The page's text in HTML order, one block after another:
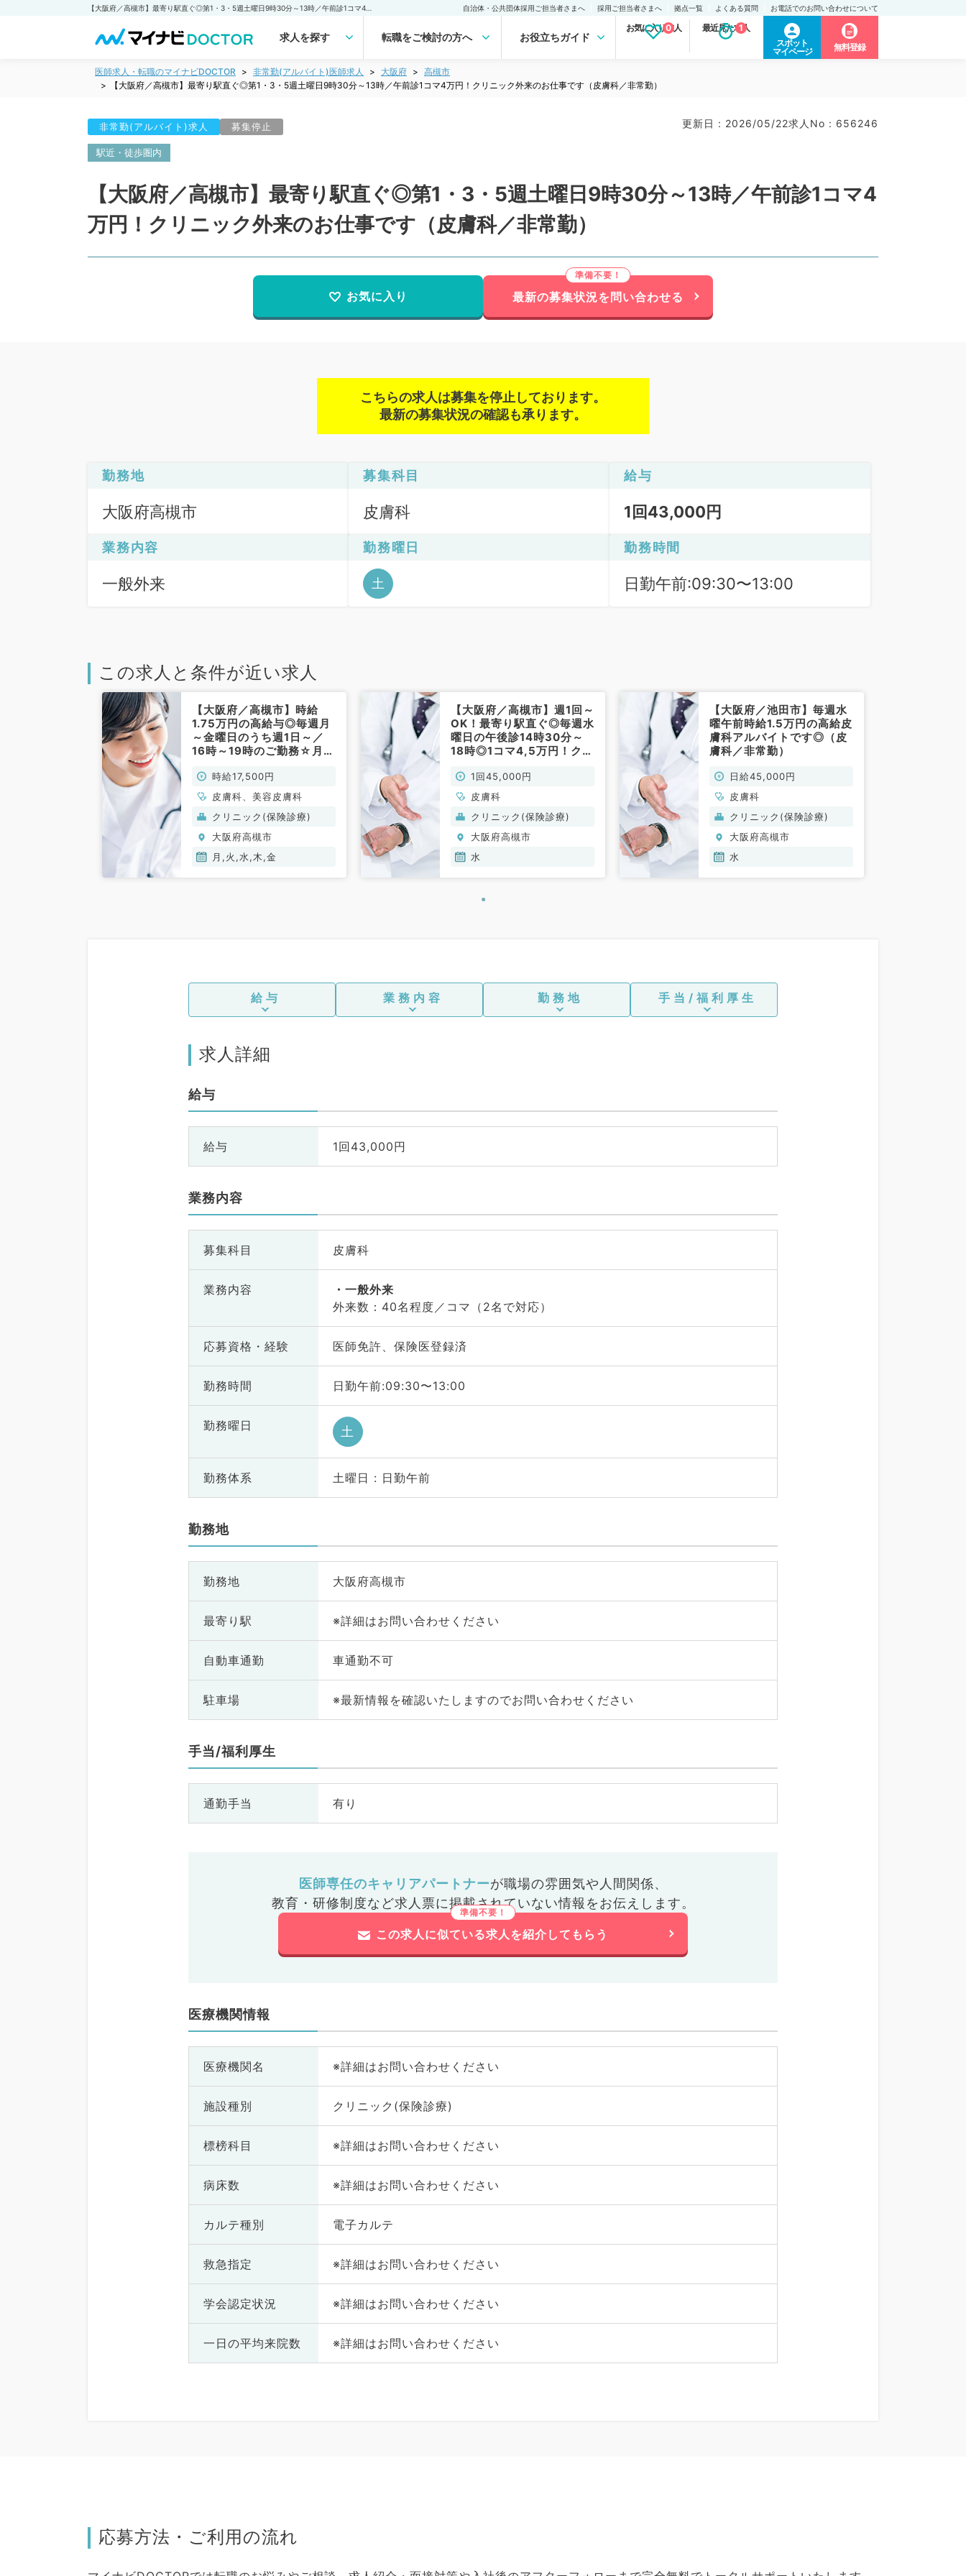
自治体・公共団体採用ご担当者さまへ 採用ご担当者さまへ 拠点一覧 よくある質問 お電話でのお問い合わせについて
求人を探す 転職をご検討の方へ お役立ちガイド
お気に入り求人
0 最近見た求人
1
スポット
マイページ
無料登録
医師求人・転職のマイナビDOCTOR 非常勤(アルバイト)医師求人 大阪府
高槻市
【大阪府／高槻市】最寄り駅直ぐ◎第1・3・5週土曜日9時30分～13時／午前診1コマ4万円！クリニック外来のお仕事です（皮膚科／非常勤）
非常勤(アルバイト)求人 募集停止 更新日 : 2026/05/22求人No : 656246
駅近・徒歩圏内
【大阪府／高槻市】最寄り駅直ぐ◎第1・3・5週土曜日9時30分～13時／午前診1コマ4
万円！クリニック外来のお仕事です（皮膚科／非常勤）
お気に入り 最新の募集状況を問い合わせる
こちらの求人は募集を停止しております。
最新の募集状況の確認も承ります。
勤務地
大阪府高槻市
募集科目
皮膚科
給与
1回43,000円
業務内容
一般外来
勤務曜日
土
勤務時間
日勤午前:09:30〜13:00
この求人と条件が近い求人
【大阪府／高槻市】時給
1.75万円の高給与◎毎週月
～金曜日のうち週1日～／
16時～19時のご勤務☆月1
察、注入の業務です！（皮
膚科・美容皮膚科／非常
勤）
時給17,500円
皮膚科、美容皮膚科
クリニック(保険診療)
大阪府高槻市
月,火,水,木,金
【大阪府／高槻市】週1回～
OK！最寄り駅直ぐ◎毎週水
曜日の午後診14時30分～
18時◎1コマ4,5万円！クリ
（皮膚科／非常勤）
1回45,000円
皮膚科
クリニック(保険診療)
大阪府高槻市
水
【大阪府／池田市】毎週水
曜午前時給1.5万円の高給皮
膚科アルバイトです◎（皮
膚科／非常勤）
日給45,000円
皮膚科
クリニック(保険診療)
大阪府高槻市
水
給与 業務内容 勤務地 手当/福利厚生
求人詳細
給与
給与 1回43,000円
業務内容
募集科目 皮膚科
業務内容
一般外来
外来数：40名程度／コマ（2名で対応）
応募資格・ 経験 医師免許、保険医登録済
勤務時間 日勤午前:09:30〜13:00
勤務曜日 土
勤務体系 土曜日 : 日勤午前
勤務地
勤務地 大阪府高槻市
最寄り駅 ※詳細はお問い合わせください
自動車通勤 車通勤不可
駐車場 ※最新情報を確認いたしますのでお問い合わせください
手当/福利厚生
通勤手当 有り
医師専任のキャリアパートナーが職場の雰囲気や人間関係、
教育・研修制度など求人票に掲載されていない情報をお伝えします。
この求人に似ている求人を紹介してもらう
医療機関情報
医療機関名 ※詳細はお問い合わせください
施設種別 クリニック(保険診療)
標榜科目 ※詳細はお問い合わせください
病床数 ※詳細はお問い合わせください
カルテ種別 電子カルテ
救急指定 ※詳細はお問い合わせください
学会認定状況 ※詳細はお問い合わせください
一日の平均来院数 ※詳細はお問い合わせください
応募方法・ご利用の流れ